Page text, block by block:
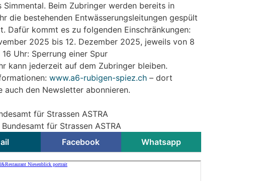
Simmental. Beim Zubringer werden bereits in
die bestehenden Entwässerungsleitungen gespült
Dafür kommt es zu folgenden Einschränkungen:
2025 bis 12. Dezember 2025, jeweils von 8
16 Uhr: Sperrung einer Spur
kann jederzeit auf dem Zubringer bleiben.
www.a6-rubigen-spiez.ch – dort
auch den Newsletter abonnieren.
für Strassen ASTRA
für Strassen ASTRA
Facebook Whatsapp